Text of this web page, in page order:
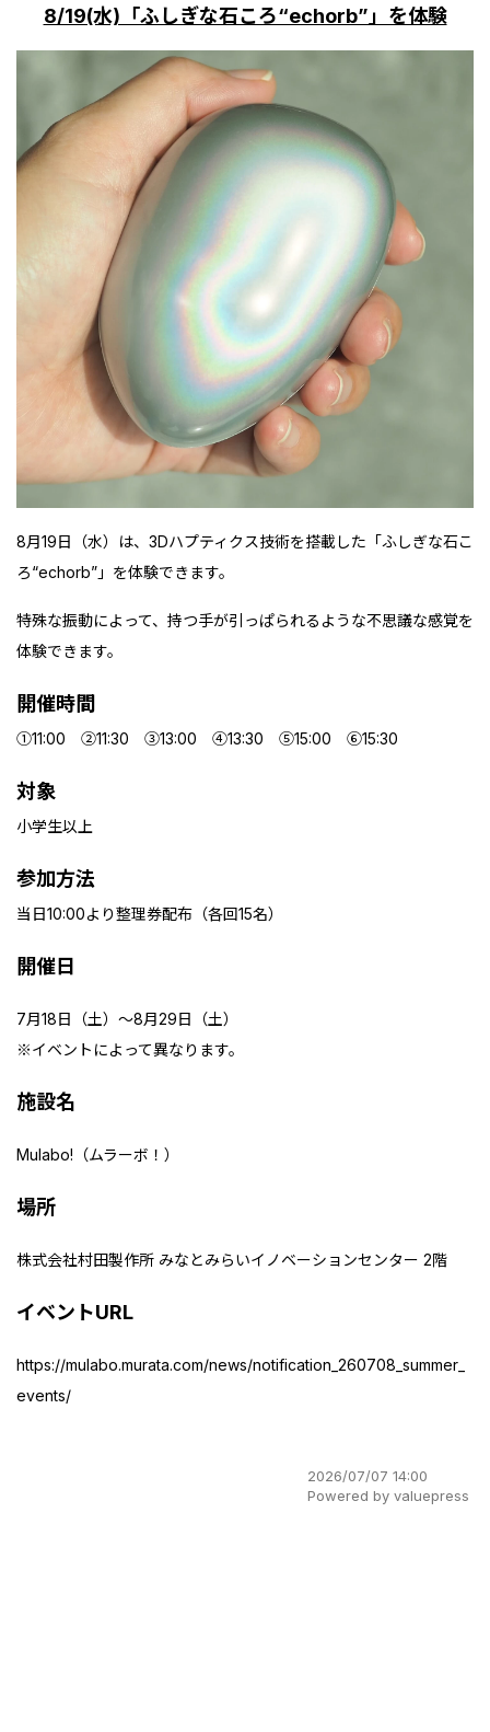
8/19(水)「ふしぎな石ころ“echorb”」を体験
8月19日（水）は、3Dハプティクス技術を搭載した「ふしぎな石こ
ろ“echorb”」を体験できます。
特殊な振動によって、持つ手が引っぱられるような不思議な感覚を
体験できます。
開催時間
①11:00 ②11:30 ③13:00 ④13:30 ⑤15:00 ⑥15:30
対象
小学生以上
参加方法
当日10:00より整理券配布（各回15名）
開催日
7月18日（土）～8月29日（土）
※イベントによって異なります。
施設名
Mulabo!（ムラーボ！）
場所
株式会社村田製作所 みなとみらいイノベーションセンター 2階
イベントURL
https://mulabo.murata.com/news/notification_260708_summer_
events/
2026/07/07 14:00
Powered by valuepress